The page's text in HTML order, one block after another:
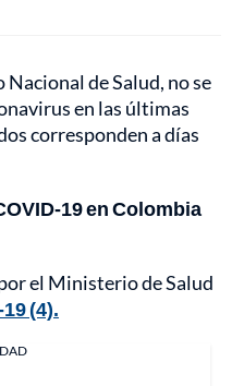
de Salud, no se
en las últimas
corresponden a días
19 en Colombia
el Ministerio de Salud
(4).